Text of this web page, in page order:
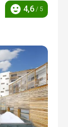
Ocena
4,6 / 5